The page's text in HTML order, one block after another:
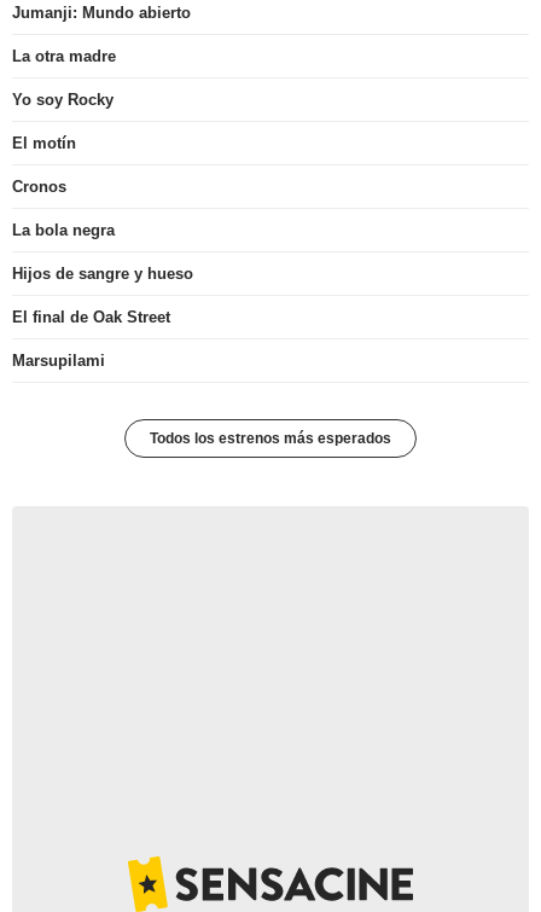
Jumanji: Mundo abierto
La otra madre
Yo soy Rocky
El motín
Cronos
La bola negra
Hijos de sangre y hueso
El final de Oak Street
Marsupilami
Todos los estrenos más esperados